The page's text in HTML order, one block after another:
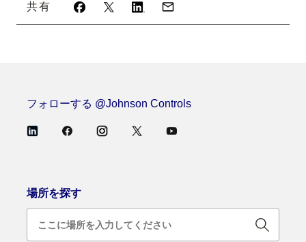
共有
フォローする @Johnson Controls
場所を探す